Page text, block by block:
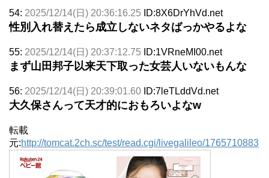
54: 2025/12/14(日) 20:36:16.25 ID:8X6DrYhVd.net
性別入れ替えたら成立しないネタばっかやるよな
55: 2025/12/14(日) 20:37:12.75 ID:1VRneMI00.net
まず山田邦子以来天下取った女芸人いないもんな
56: 2025/12/14(日) 20:39:01.60 ID:7leTLddVd.net
大久保さんって天才的におもろいよなw
転載
元:http://tomcat.2ch.sc/test/read.cgi/livegalileo/1765710883